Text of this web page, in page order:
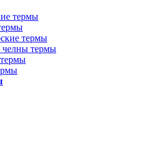
термы
термы
термы